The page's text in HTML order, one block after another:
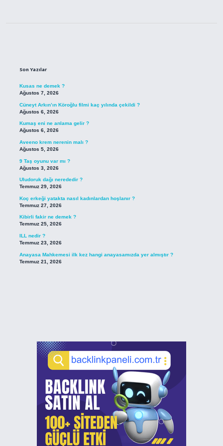
Son Yazılar
Kusas ne demek ?
Ağustos 7, 2026
Cüneyt Arkın’ın Köroğlu filmi kaç yılında çekildi ?
Ağustos 6, 2026
Kumaş eni ne anlama gelir ?
Ağustos 6, 2026
Aveeno krem nerenin malı ?
Ağustos 5, 2026
9 Taş oyunu var mı ?
Ağustos 3, 2026
Uludoruk dağı nerededir ?
Temmuz 29, 2026
Koç erkeği yatakta nasıl kadınlardan hoşlanır ?
Temmuz 27, 2026
Kibirli fakir ne demek ?
Temmuz 25, 2026
ILL nedir ?
Temmuz 23, 2026
Anayasa Mahkemesi ilk kez hangi anayasamızda yer almıştır ?
Temmuz 21, 2026